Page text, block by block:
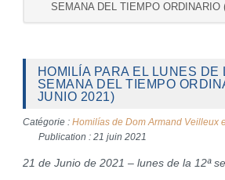
SEMANA DEL TIEMPO ORDINARIO
HOMILÍA PARA EL LUNES DE
SEMANA DEL TIEMPO
JUNIO 2021)
Catégorie : Homilías de Dom Armand Veilleux
Publication : 21 juin 2021
21 de Junio de 2021 – lunes de la 12ª